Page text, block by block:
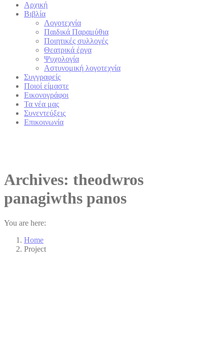
Αρχική
Βιβλία
Λογοτεχνία
Παιδικά Παραμύθια
Ποιητικές συλλογές
Θεατρικά έργα
Ψυχολογία
Αστυνομική λογοτεχνία
Συγγραφείς
Ποιοί είμαστε
Εικονογράφοι
Τα νέα μας
Συνεντεύξεις
Επικοινωνία
Archives: theodwros
panagiwths panos
You are here:
Home
Project